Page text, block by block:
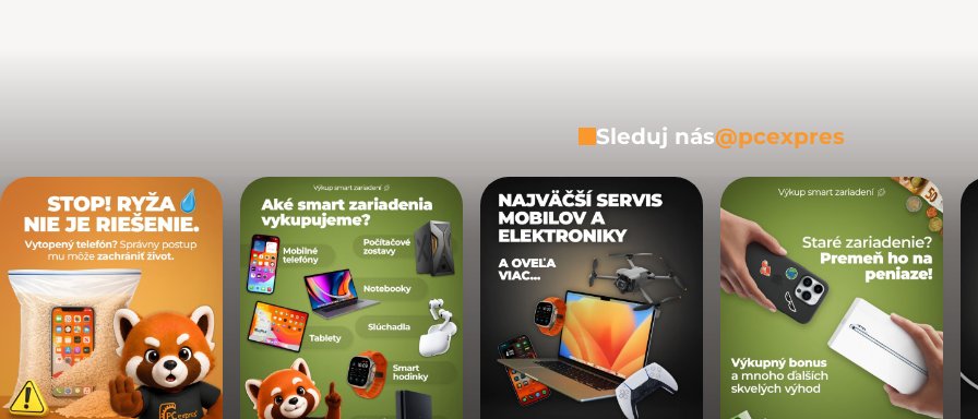
Sleduj nás@pcexpres